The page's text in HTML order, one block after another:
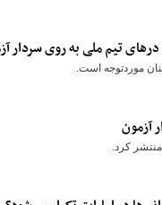
موردتوجه است.
آزمون
کرد.